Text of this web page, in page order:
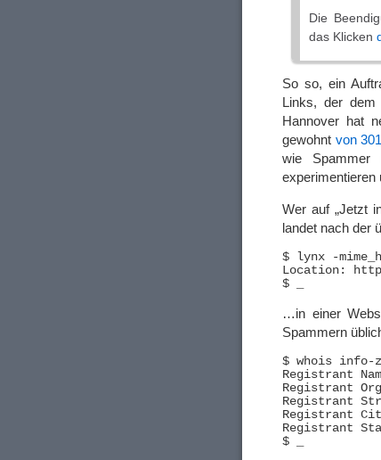
Die
das Klicken
So so, ein
Links, der
Hannover hat
gewohnt von
wie Spammer
experimentieren
Wer auf „Jetzt
landet nach der
$ lynx -
Location: http://
…in einer
Spammern
$ whois info-
Registrant
Registrant
Registrant
Registrant
Registrant